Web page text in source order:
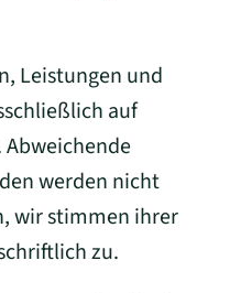
Leistungen und
auf
Abweichende
werden nicht
wir stimmen ihrer
zu.